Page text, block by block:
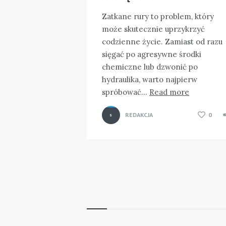
Zatkane rury to problem, który
może skutecznie uprzykrzyć
codzienne życie. Zamiast od razu
sięgać po agresywne środki
chemiczne lub dzwonić po
hydraulika, warto najpierw
spróbować… Read more
REDAKCJA 0